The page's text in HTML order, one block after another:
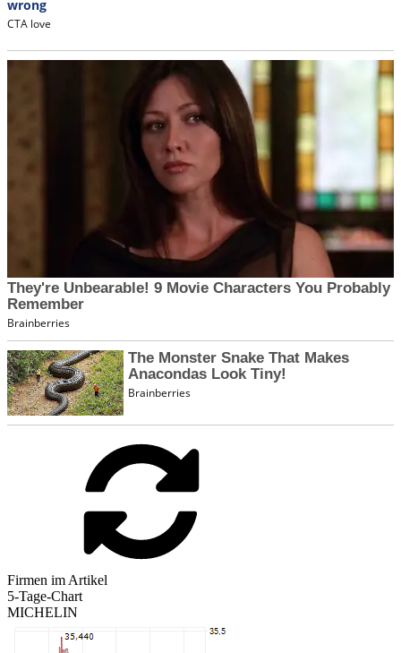
Firmen im Artikel
5-Tage-Chart
MICHELIN